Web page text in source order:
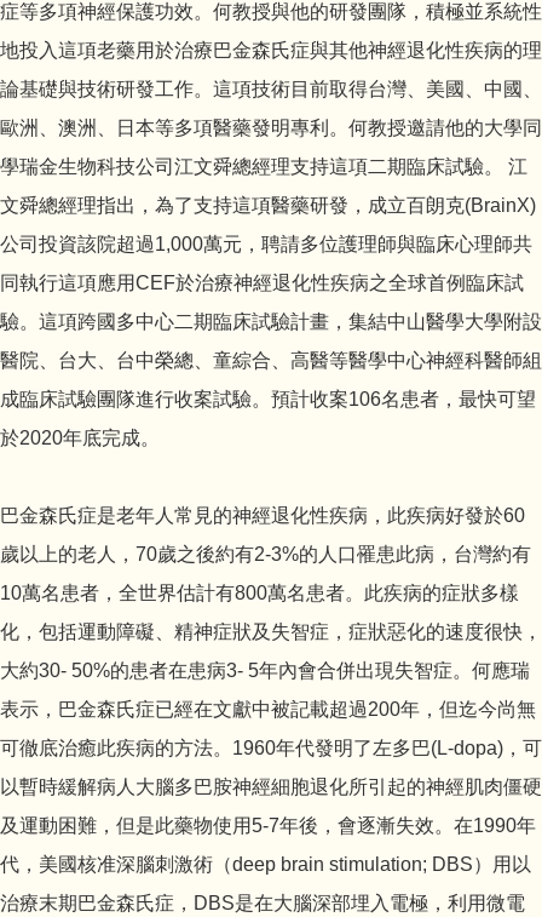
症等多項神經保護功效。何教授與他的研發團隊，積極並系統性
地投入這項老藥用於治療巴金森氏症與其他神經退化性疾病的理
論基礎與技術研發工作。這項技術目前取得台灣、美國、中國、
歐洲、澳洲、日本等多項醫藥發明專利。何教授邀請他的大學同
學瑞金生物科技公司江文舜總經理支持這項二期臨床試驗。 江
文舜總經理指出，為了支持這項醫藥研發，成立百朗克(BrainX)
公司投資該院超過1,000萬元，聘請多位護理師與臨床心理師共
同執行這項應用CEF於治療神經退化性疾病之全球首例臨床試
驗。這項跨國多中心二期臨床試驗計畫，集結中山醫學大學附設
醫院、台大、台中榮總、童綜合、高醫等醫學中心神經科醫師組
成臨床試驗團隊進行收案試驗。預計收案106名患者，最快可望
於2020年底完成。
巴金森氏症是老年人常見的神經退化性疾病，此疾病好發於60
歲以上的老人，70歲之後約有2-3%的人口罹患此病，台灣約有
10萬名患者，全世界估計有800萬名患者。此疾病的症狀多樣
化，包括運動障礙、精神症狀及失智症，症狀惡化的速度很快，
大約30- 50%的患者在患病3- 5年內會合併出現失智症。何應瑞
表示，巴金森氏症已經在文獻中被記載超過200年，但迄今尚無
可徹底治癒此疾病的方法。1960年代發明了左多巴(L-dopa)，可
以暫時緩解病人大腦多巴胺神經細胞退化所引起的神經肌肉僵硬
及運動困難，但是此藥物使用5-7年後，會逐漸失效。在1990年
代，美國核准深腦刺激術（deep brain stimulation; DBS）用以
治療末期巴金森氏症，DBS是在大腦深部埋入電極，利用微電